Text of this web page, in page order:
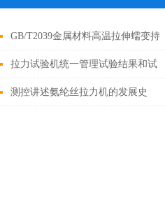
GB/T2039金属材料高温拉伸蠕变持
久试验标准方法的探讨
拉力试验机统一管理试验结果和试
验报告
测控讲述氨纶丝拉力机的发展史